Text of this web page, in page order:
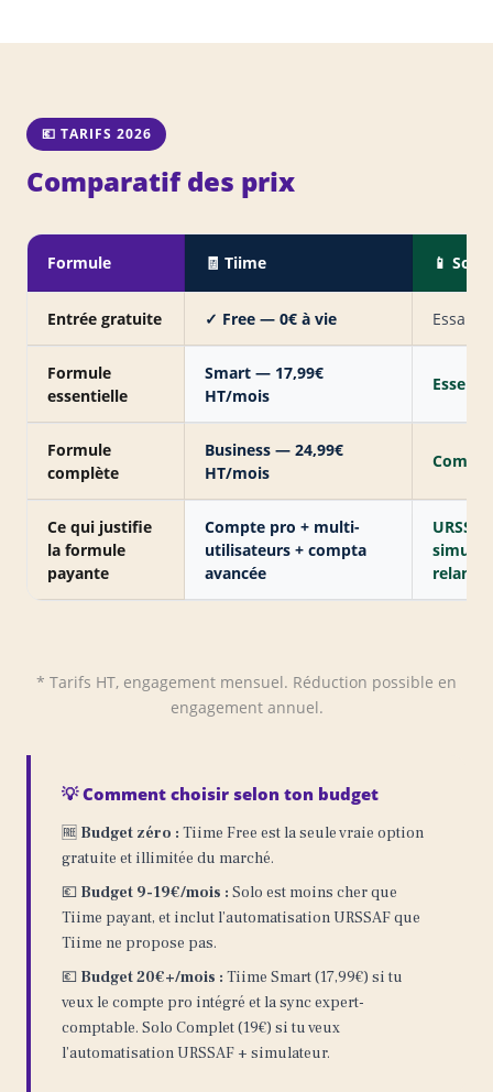
💶 TARIFS 2026
Comparatif des prix
Formule 🧾 Tiime 📱 Solo
Entrée gratuite ✓ Free — 0€ à vie Essai
Formule
essentielle
Smart — 17,99€
HT/mois
Formule
complète
Business — 24,99€
HT/mois
Ce qui justifie
la formule
payante
Compte pro + multi-
utilisateurs + compta
avancée
* Tarifs HT, engagement mensuel. Réduction possible en
engagement annuel.
💡 Comment choisir selon ton budget
🆓 Budget zéro : Tiime Free est la seule vraie option
gratuite et illimitée du marché.
💶 Budget 9-19€/mois : Solo est moins cher que
Tiime payant, et inclut l’automatisation URSSAF que
Tiime ne propose pas.
💶 Budget 20€+/mois : Tiime Smart (17,99€) si tu
veux le compte pro intégré et la sync expert-
comptable. Solo Complet (19€) si tu veux
l’automatisation URSSAF + simulateur.